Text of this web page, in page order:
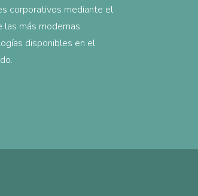
corporativos mediante el
las más modernas
disponibles en el